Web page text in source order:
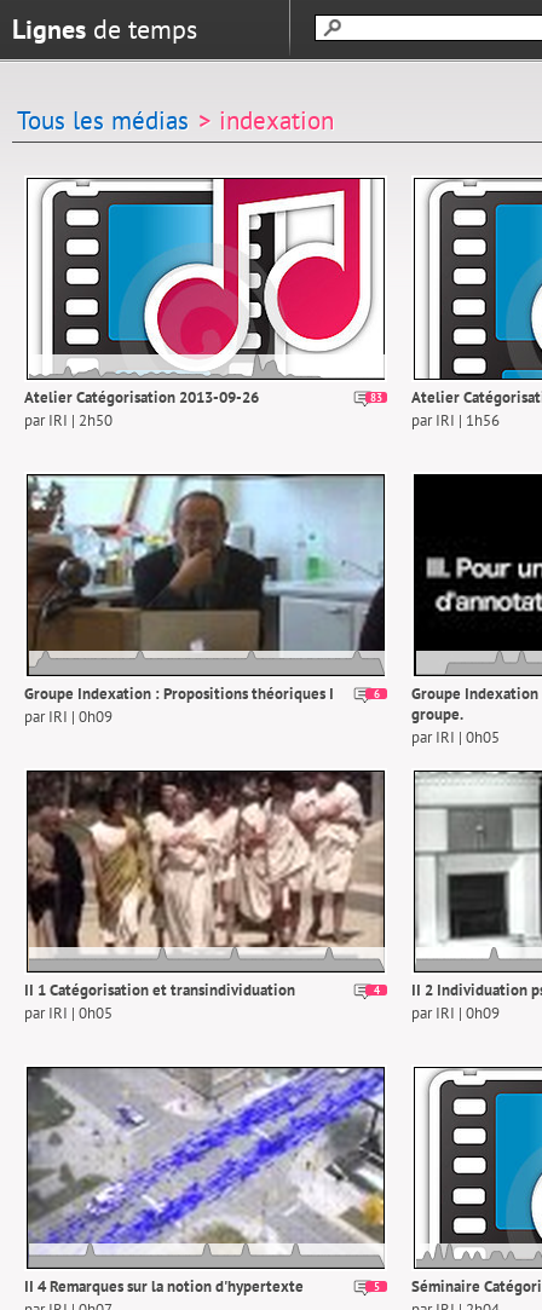
Lignes de temps
Tous les médias > indexation
83
Atelier Catégorisation 2013-09-26
par IRI | 2h50
Atelier
par IRI | 1h56
6
Groupe Indexation : Propositions théoriques I
par IRI | 0h09
Groupe
groupe.
par IRI | 0h05
4
II 1 Catégorisation et transindividuation
par IRI | 0h05
II 2 Individuation
par IRI | 0h09
5
II 4 Remarques sur la notion d'hypertexte
Séminaire